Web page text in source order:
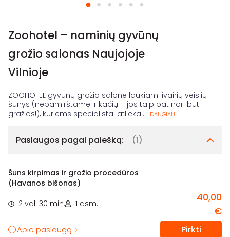
Zoohotel – naminių gyvūnų
grožio salonas Naujojoje
Vilnioje
ZOOHOTEL gyvūnų grožio salone laukiami įvairių veislių
šunys (nepamirštame ir kačių – jos taip pat nori būti
gražios!), kuriems specialistai atlieka... DAUGIAU
Paslaugos pagal paiešką: (1)
Šuns kirpimas ir grožio procedūros
(Havanos bišonas)
2 val. 30 min. 1 asm.
40,00
€
Apie paslaugą Pirkti